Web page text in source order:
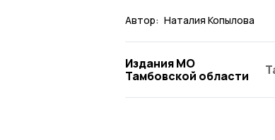
Автор: Наталия Копылова
Издания МО
Тамбовской области